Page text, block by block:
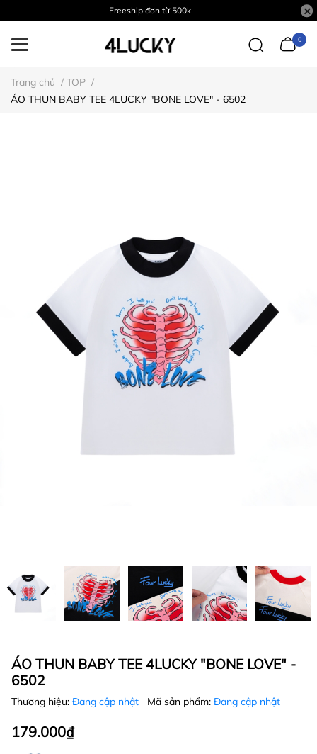
Freeship đơn từ 500k
0
Trang chủ / TOP /
ÁO THUN BABY TEE 4LUCKY "BONE LOVE" - 6502
ÁO THUN BABY TEE 4LUCKY "BONE LOVE" -
6502
Thương hiệu: Đang cập nhật Mã sản phẩm: Đang cập nhật
179.000₫